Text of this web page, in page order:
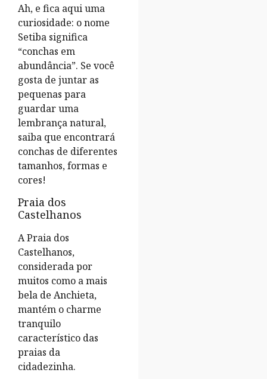
Ah, e fica aqui uma
curiosidade: o nome
Setiba significa
“conchas em
abundância”. Se você
gosta de juntar as
pequenas para
guardar uma
lembrança natural,
saiba que encontrará
conchas de diferentes
tamanhos, formas e
cores!
Praia dos
Castelhanos
A Praia dos
Castelhanos,
considerada por
muitos como a mais
bela de Anchieta,
mantém o charme
tranquilo
característico das
praias da
cidadezinha.